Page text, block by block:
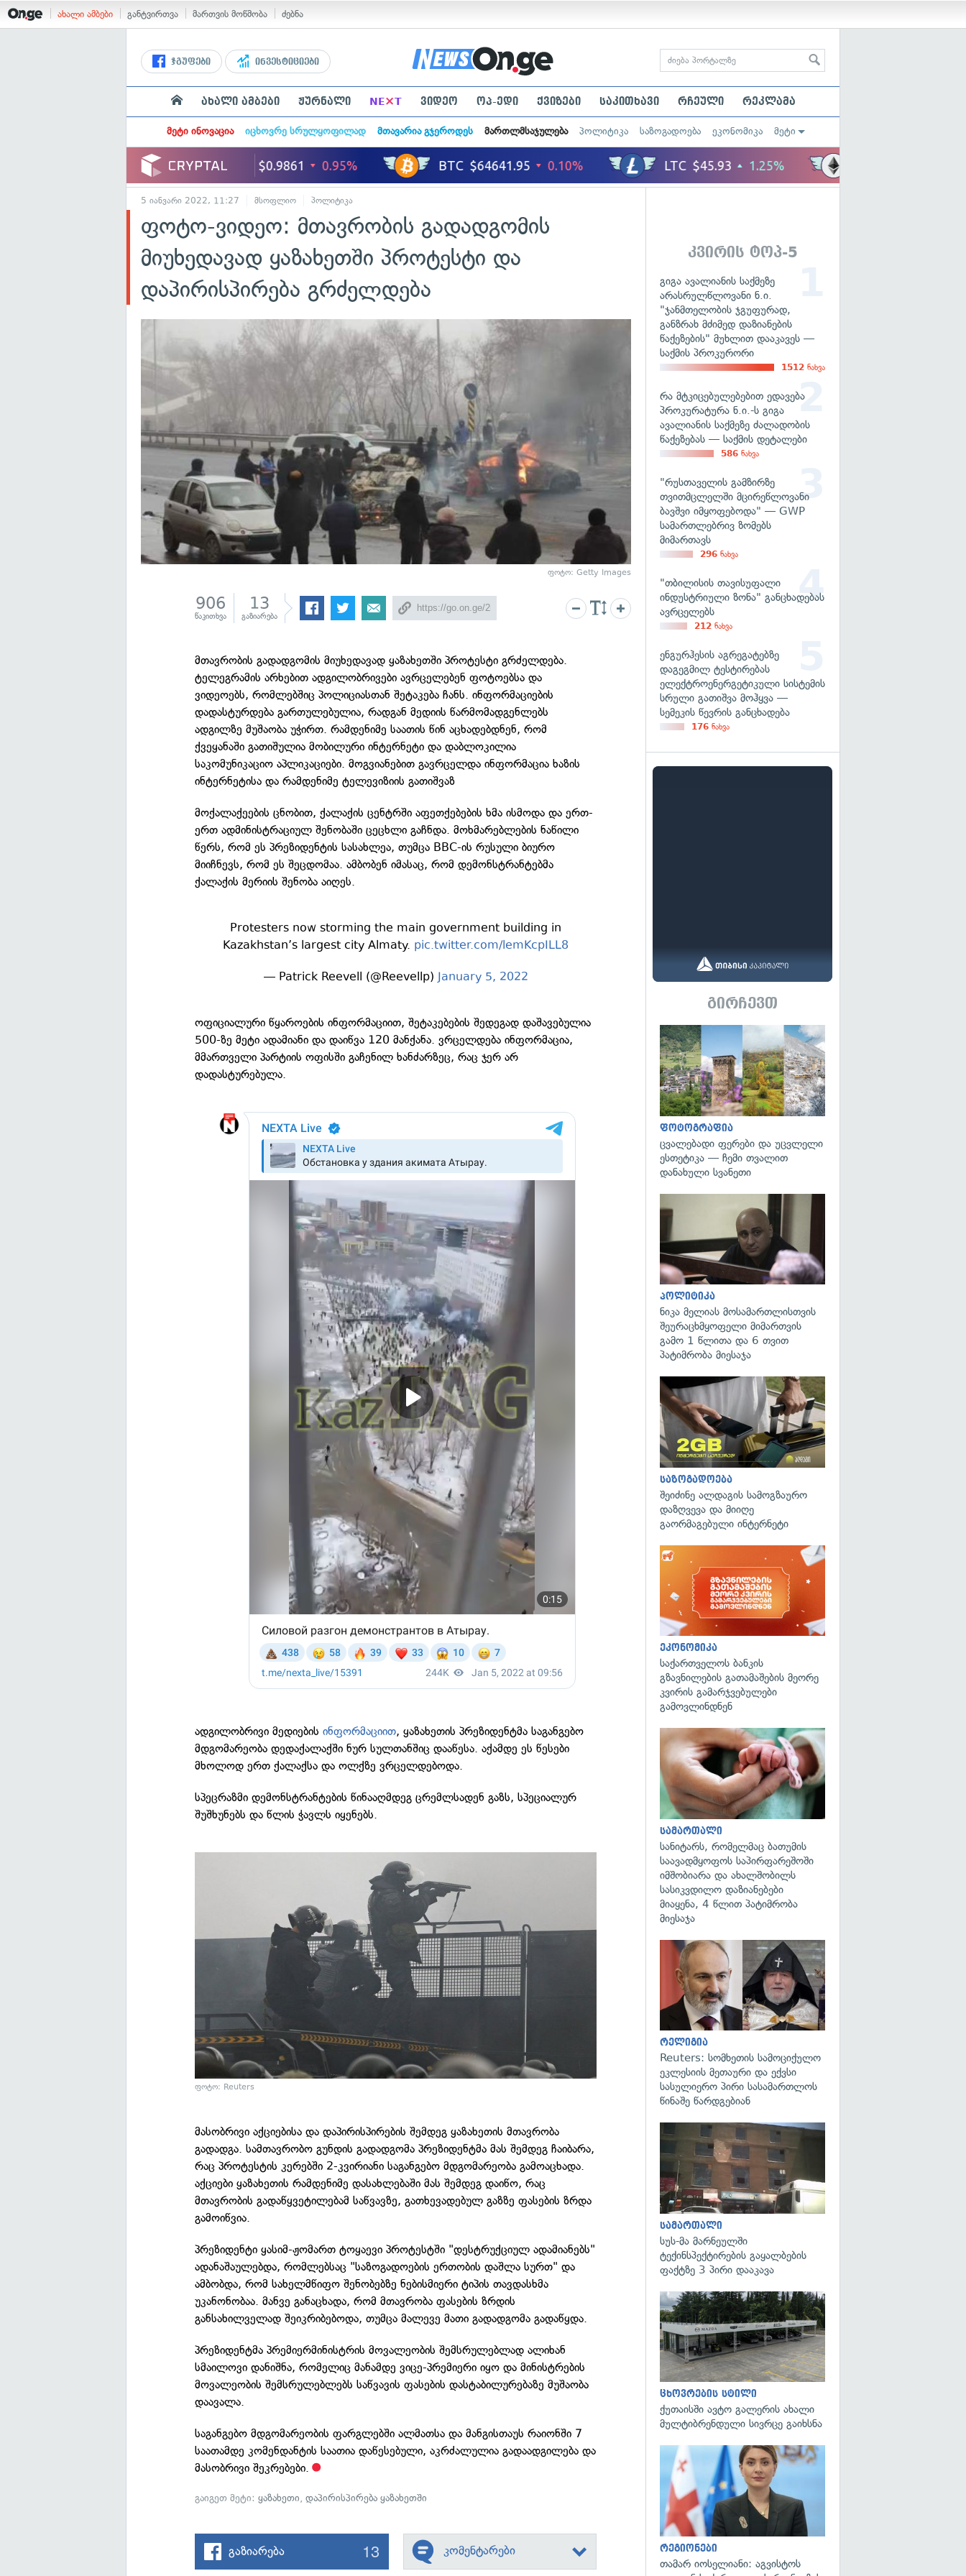
ახალი ამბები განტვირთვა მართვის მოწმობა ძებნა
ჯგუფები ინვესტიციები
ახალი ამბები ჟურნალი NE×T ვიდეო ოპ-ედი ქვიზები საკითხავი რჩეული რეკლამა
მეტი ინოვაცია იცხოვრე სრულყოფილად მთავარია გჯეროდეს მართლმსაჯულება პოლიტიკა საზოგადოება ეკონომიკა მეტი
5 იანვარი 2022, 11:27 მსოფლიო პოლიტიკა
ფოტო-ვიდეო: მთავრობის გადადგომის
მიუხედავად ყაზახეთში პროტესტი და
დაპირისპირება გრძელდება
ფოტო: Getty Images
906
წაკითხვა
13
გაზიარება
მთავრობის გადადგომის მიუხედავად ყაზახეთში პროტესტი გრძელდება.
ტელეგრამის არხებით ადგილობრივები ავრცელებენ ფოტოებსა და
ვიდეოებს, რომლებშიც პოლიციასთან შეტაკება ჩანს. ინფორმაციების
დადასტურდება გართულებულია, რადგან მედიის წარმომადგენლებს
ადგილზე მუშაობა უჭირთ. რამდენიმე საათის წინ აცხადებდნენ, რომ
ქვეყანაში გათიშულია მობილური ინტერნეტი და დაბლოკილია
საკომუნიკაციო აპლიკაციები. მოგვიანებით გავრცელდა ინფორმაცია ხაზის
ინტერნეტისა და რამდენიმე ტელევიზიის გათიშვაზ
მოქალაქეების ცნობით, ქალაქის ცენტრში აფეთქებების ხმა ისმოდა და ერთ-
ერთ ადმინისტრაციულ შენობაში ცეცხლი გაჩნდა. მოხმარებლების ნაწილი
წერს, რომ ეს პრეზიდენტის სასახლეა, თუმცა BBC-ის რუსული ბიურო
მიიჩნევს, რომ ეს შეცდომაა. ამბობენ იმასაც, რომ დემონსტრანტებმა
ქალაქის მერიის შენობა აიღეს.
Protesters now storming the main government building in
Kazakhstan’s largest city Almaty. pic.twitter.com/lemKcpILL8
— Patrick Reevell (@Reevellp) January 5, 2022
ოფიციალური წყაროების ინფორმაციით, შეტაკებების შედეგად დაშავებულია
500-ზე მეტი ადამიანი და დაიწვა 120 მანქანა. ვრცელდება ინფორმაცია,
მმართველი პარტიის ოფისში გაჩენილ ხანძარზეც, რაც ჯერ არ
დადასტურებულა.
ადგილობრივი მედიებისინფორმაციით, ყაზახეთის პრეზიდენტმა საგანგებო
მდგომარეობა დედაქალაქში ნურ სულთანშიც დააწესა. აქამდე ეს წესები
მხოლოდ ერთ ქალაქსა და ოლქზე ვრცელდებოდა.
სპეცრაზმი დემონსტრანტების წინააღმდეგ ცრემლსადენ გაზს, სპეციალურ
შუშხუნებს და წლის ჭავლს იყენებს.
ფოტო: Reuters
მასობრივი აქციებისა და დაპირისპირების შემდეგ ყაზახეთის მთავრობა
გადადგა. სამთავრობო გუნდის გადადგომა პრეზიდენტმა მას შემდეგ ჩაიბარა,
რაც პროტესტის კერებში 2-კვირიანი საგანგებო მდგომარეობა გამოაცხადა.
აქციები ყაზახეთის რამდენიმე დასახლებაში მას შემდეგ დაიწო, რაც
მთავრობის გადაწყვეტილებამ საწვავზე, გათხევადებულ გაზზე ფასების ზრდა
გამოიწვია.
პრეზიდენტი ყასიმ-ჟომართ ტოყაევი პროტესტში "დესტრუქციულ ადამიანებს"
ადანაშაულებდა, რომლებსაც "საზოგადოების ერთობის დაშლა სურთ" და
ამბობდა, რომ სახელმწიფო შენობებზე ნებისმიერი ტიპის თავდასხმა
უკანონობაა. მანვე განაცხადა, რომ მთავრობა ფასების ზრდის
განსახილველად შეიკრიბებოდა, თუმცა მალევე მათი გადადგომა გადაწყდა.
პრეზიდენტმა პრემიერმინისტრის მოვალეობის შემსრულებლად ალიხან
სმაილოვი დანიშნა, რომელიც მანამდე ვიცე-პრემიერი იყო და მინისტრების
მოვალეობის შემსრულებლებს საწვავის ფასების დასტაბილურებაზე მუშაობა
დაავალა.
საგანგებო მდგომარეობის ფარგლებში ალმათსა და მანგისთაუს რაიონში 7
საათამდე კომენდანტის საათია დაწესებული, აკრძალულია გადაადგილება და
მასობრივი შეკრებები.
გაიგეთ მეტი:ყაზახეთი,დაპირისპირება ყაზახეთში
გაზიარება 13 კომენტარები
კვირის ტოპ-5
გიგა ავალიანის საქმეზე
არასრულწლოვანი ნ.ი.
"ჯანმთელობის ჯგუფურად,
განზრახ მძიმედ დაზიანების
წაქეზების" მუხლით დააკავეს —
საქმის პროკურორი
1512 ნახვა
რა მტკიცებულებებით ედავება
პროკურატურა ნ.ი.-ს გიგა
ავალიანის საქმეზე ძალადობის
წაქეზებას — საქმის დეტალები
586 ნახვა
"რუსთაველის გამზირზე
თვითმცლელში მცირეწლოვანი
ბავშვი იმყოფებოდა" — GWP
სამართლებრივ ზომებს
მიმართავს
296 ნახვა
"თბილისის თავისუფალი
ინდუსტრიული ზონა" განცხადებას
ავრცელებს
212 ნახვა
ენგურჰესის აგრეგატებზე
დაგეგმილ ტესტირებას
ელექტროენერგეტიკული სისტემის
სრული გათიშვა მოჰყვა —
სემეკის წევრის განცხადება
176 ნახვა
გირჩევთ
ფოტოგრაფია
ცვალებადი ფერები და უცვლელი
ესთეტიკა — ჩემი თვალით
დანახული სვანეთი
პოლიტიკა
ნიკა მელიას მოსამართლისთვის
შეურაცხმყოფელი მიმართვის
გამო 1 წლითა და 6 თვით
პატიმრობა მიესაჯა
საზოგადოება
შეიძინე ალდაგის სამოგზაურო
დაზღვევა და მიიღე
გაორმაგებული ინტერნეტი
ეკონომიკა
საქართველოს ბანკის
გზავნილების გათამაშების მეორე
კვირის გამარჯვებულები
გამოვლინდნენ
სამართალი
სანიტარს, რომელმაც ბათუმის
საავადმყოფოს საპირფარეშოში
იმშობიარა და ახალშობილს
სასიკვდილო დაზიანებები
მიაყენა, 4 წლით პატიმრობა
მიესაჯა
რელიგია
Reuters: სომხეთის სამოციქულო
ეკლესიის მეთაური და ექვსი
სასულიერო პირი სასამართლოს
წინაშე წარდგებიან
სამართალი
სუს-მა მარნეულში
ტექინსპექტირების გაყალბების
ფაქტზე 3 პირი დააკავა
ცხოვრების სტილი
ქუთაისში ავტო გალერის ახალი
მულტიბრენდული სივრცე გაიხსნა
რეგიონები
თამარ იოსელიანი: აგვისტოს